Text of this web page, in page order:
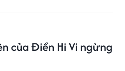
của Điền Hi Vi ngừng